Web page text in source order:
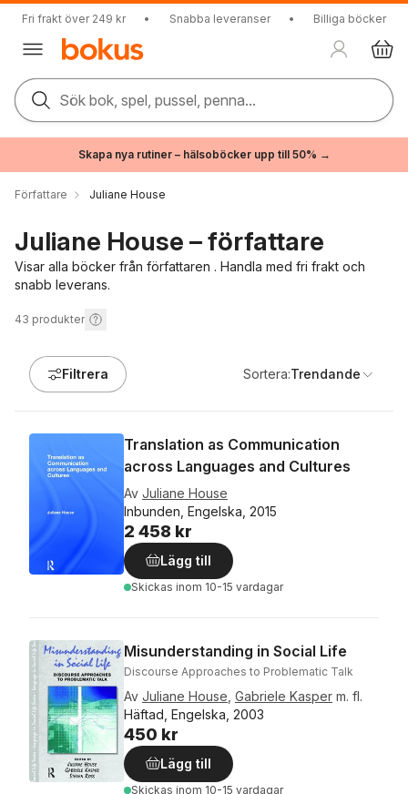
Fri frakt över 249 kr • Snabba leveranser • Billiga böcker
Sök bok, spel, pussel, penna...
Skapa nya rutiner – hälsoböcker upp till 50% →
Författare Juliane House
Juliane House – författare
Visar alla böcker från författaren . Handla med fri frakt och
snabb leverans.
43 produkter
Filtrera Sortera:Trendande
Translation as Communication
across Languages and Cultures
Av Juliane House
Inbunden, Engelska, 2015
2 458 kr
Lägg till
Skickas inom 10-15 vardagar
Misunderstanding in Social Life
Discourse Approaches to Problematic Talk
Av Juliane House Gabriele Kasper m. fl.
Häftad, Engelska, 2003
450 kr
Lägg till
Skickas inom 10-15 vardagar